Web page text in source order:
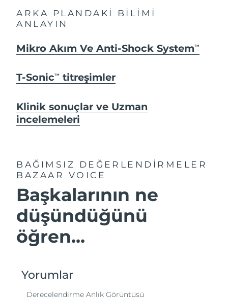
ARKA PLANDAKİ BİLİMİ
ANLAYIN
Mikro Akım Ve Anti-Shock SystemTM
T-SonicTM titreşimler
Klinik sonuçlar ve Uzman
incelemeleri
BAĞIMSIZ DEĞERLENDİRMELER
BAZAAR VOICE
Başkalarının ne
düşündüğünü
öğren...